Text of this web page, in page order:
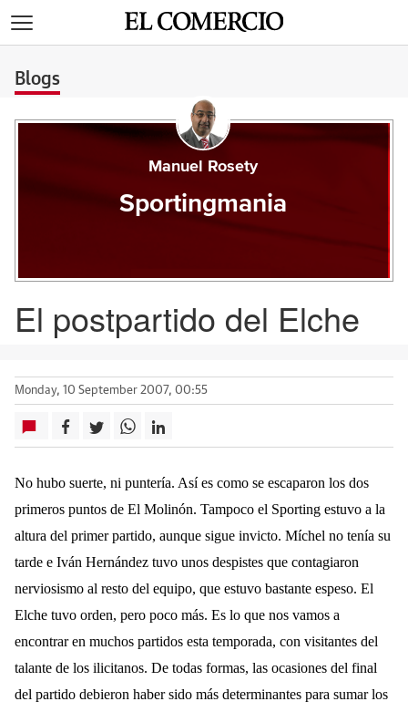
Blogs
Manuel Rosety
Sportingmania
El postpartido del Elche
Monday, 10 September 2007, 00:55
No hubo suerte, ni puntería. Así es como se escaparon los dos
primeros puntos de El Molinón. Tampoco el Sporting estuvo a la
altura del primer partido, aunque sigue invicto. Míchel no tenía su
tarde e Iván Hernández tuvo unos despistes que contagiaron
nerviosismo al resto del equipo, que estuvo bastante espeso. El
Elche tuvo orden, pero poco más. Es lo que nos vamos a
encontrar en muchos partidos esta temporada, con visitantes del
talante de los ilicitanos. De todas formas, las ocasiones del final
del partido debieron haber sido más determinantes para sumar los